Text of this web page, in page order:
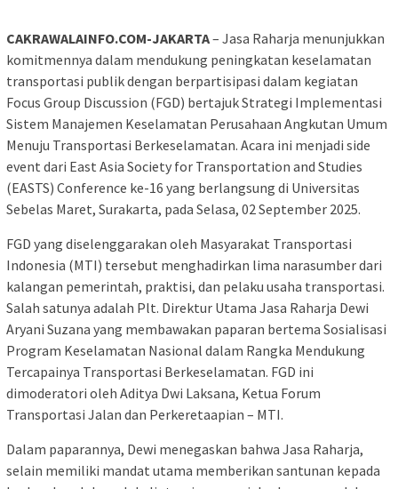
CAKRAWALAINFO.COM-JAKARTA– Jasa Raharja menunjukkan
komitmennya dalam mendukung peningkatan keselamatan
transportasi publik dengan berpartisipasi dalam kegiatan
Focus Group Discussion (FGD) bertajuk Strategi Implementasi
Sistem Manajemen Keselamatan Perusahaan Angkutan Umum
Menuju Transportasi Berkeselamatan. Acara ini menjadi side
event dari East Asia Society for Transportation and Studies
(EASTS) Conference ke-16 yang berlangsung di Universitas
Sebelas Maret, Surakarta, pada Selasa, 02 September 2025.
FGD yang diselenggarakan oleh Masyarakat Transportasi
Indonesia (MTI) tersebut menghadirkan lima narasumber dari
kalangan pemerintah, praktisi, dan pelaku usaha transportasi.
Salah satunya adalah Plt. Direktur Utama Jasa Raharja Dewi
Aryani Suzana yang membawakan paparan bertema Sosialisasi
Program Keselamatan Nasional dalam Rangka Mendukung
Tercapainya Transportasi Berkeselamatan. FGD ini
dimoderatori oleh Aditya Dwi Laksana, Ketua Forum
Transportasi Jalan dan Perkeretaapian – MTI.
Dalam paparannya, Dewi menegaskan bahwa Jasa Raharja,
selain memiliki mandat utama memberikan santunan kepada